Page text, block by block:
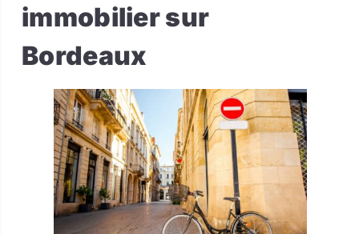
immobilier sur
Bordeaux